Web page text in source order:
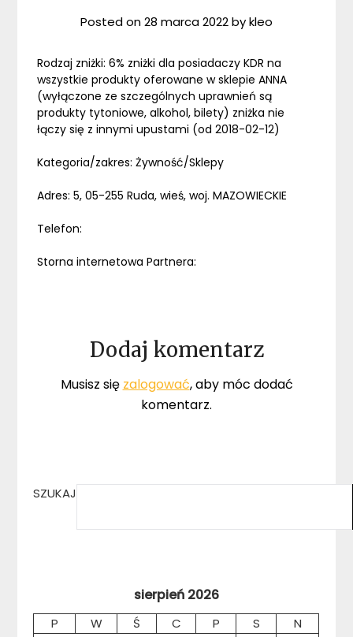
Posted on28 marca 2022bykleo
Rodzaj zniżki: 6% zniżki dla posiadaczy KDR na
wszystkie produkty oferowane w sklepie ANNA
(wyłączone ze szczególnych uprawnień są
produkty tytoniowe, alkohol, bilety) zniżka nie
łączy się z innymi upustami (od 2018-02-12)
Kategoria/zakres: Żywność/Sklepy
Adres: 5, 05-255 Ruda, wieś, woj. MAZOWIECKIE
Telefon:
Storna internetowa Partnera:
Dodaj komentarz
Musisz się zalogować, aby móc dodać
komentarz.
SZUKAJ
sierpień 2026
P W Ś C P S
N